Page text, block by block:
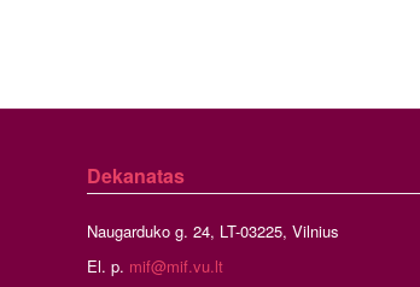
Dekanatas
Naugarduko g. 24, LT-03225, Vilnius
El. p. mif@mif.vu.lt